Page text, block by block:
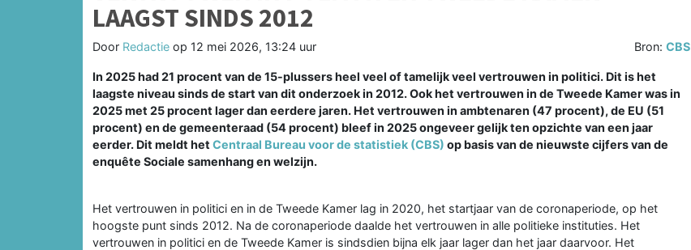
LAAGST SINDS 2012
Door Redactie op 12 mei 2026, 13:24 uur Bron:CBS
In 2025 had 21 procent van de 15-plussers heel veel of tamelijk veel vertrouwen in politici. Dit is het
laagste niveau sinds de start van dit onderzoek in 2012. Ook het vertrouwen in de Tweede Kamer was in
2025 met 25 procent lager dan eerdere jaren. Het vertrouwen in ambtenaren (47 procent), de EU (51
procent) en de gemeenteraad (54 procent) bleef in 2025 ongeveer gelijk ten opzichte van een jaar
eerder. Dit meldt het Centraal Bureau voor de statistiek (CBS) op basis van de nieuwste cijfers van de
enquête Sociale samenhang en welzijn.
Het vertrouwen in politici en in de Tweede Kamer lag in 2020, het startjaar van de coronaperiode, op het
hoogste punt sinds 2012. Na de coronaperiode daalde het vertrouwen in alle politieke instituties. Het
vertrouwen in politici en de Tweede Kamer is sindsdien bijna elk jaar lager dan het jaar daarvoor. Het